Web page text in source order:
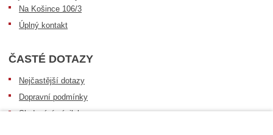
Na Košince 106/3
Úplný kontakt
ČASTÉ DOTAZY
Nejčastější dotazy
Dopravní podmínky
Sledování zásilek